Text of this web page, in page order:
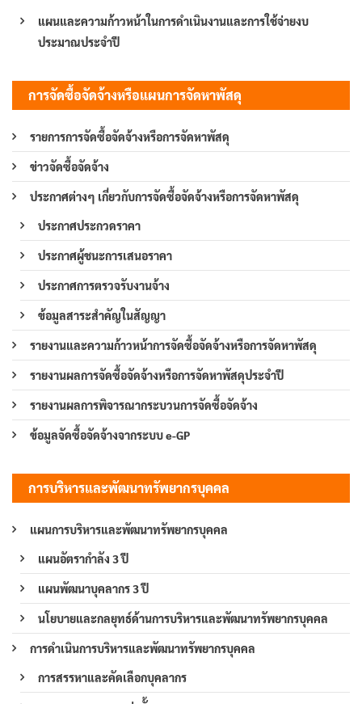
แผนและความก้าวหน้าในการดำเนินงานและการใช้จ่ายงบ
ประมาณประจำปี
การจัดซื้อจัดจ้างหรือแผนการจัดหาพัสดุ
รายการการจัดซื้อจัดจ้างหรือการจัดหาพัสดุ
ข่าวจัดซื้อจัดจ้าง
ประกาศต่างๆ เกี่ยวกับการจัดซื้อจัดจ้างหรือการจัดหาพัสดุ
ประกาศประกวดราคา
ประกาศผู้ชนะการเสนอราคา
ประกาศการตรวจรับงานจ้าง
ข้อมูลสาระสำคัญในสัญญา
รายงานและความก้าวหน้าการจัดซื้อจัดจ้างหรือการจัดหาพัสดุ
รายงานผลการจัดซื้อจัดจ้างหรือการจัดหาพัสดุประจำปี
รายงานผลการพิจารณากระบวนการจัดซื้อจัดจ้าง
ข้อมูลจัดซื้อจัดจ้างจากระบบ e-GP
การบริหารและพัฒนาทรัพยากรบุคคล
แผนการบริหารและพัฒนาทรัพยากรบุคคล
แผนอัตรากำลัง 3 ปี
แผนพัฒนาบุคลากร 3 ปี
นโยบายและกลยุทธ์ด้านการบริหารและพัฒนาทรัพยากรบุคคล
การดำเนินการบริหารและพัฒนาทรัพยากรบุคคล
การสรรหาและคัดเลือกบุคลากร